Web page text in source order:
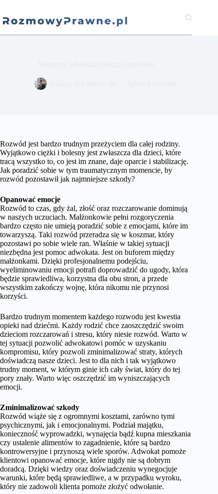
treści
Rozwód jest bardzo trudnym przeżyciem dla całej rodziny.
Wyjątkowo ciężki i bolesny jest zwłaszcza dla dzieci, które
tracą wszystko to, co jest im znane, daje oparcie i stabilizację.
Jak poradzić sobie w tym traumatycznym momencie, by
rozwód pozostawił jak najmniejsze szkody?
Opanować emocje
Rozwód to czas, gdy żal, złość oraz rozczarowanie dominują
w naszych uczuciach. Małżonkowie pełni rozgoryczenia
bardzo często nie umieją poradzić sobie z emocjami, które im
towarzyszą. Taki rozwód przeradza się w koszmar, który
pozostawi po sobie wiele ran. Właśnie w takiej sytuacji
niezbędna jest pomoc adwokata. Jest on buforem między
małżonkami. Dzięki profesjonalnemu podejściu,
wyeliminowaniu emocji potrafi doprowadzić do ugody, która
będzie sprawiedliwa, korzystna dla obu stron, a przede
wszystkim zakończy wojnę, która nikomu nie przynosi
korzyści.
Bardzo trudnym momentem każdego rozwodu jest kwestia
opieki nad dziećmi. Każdy rodzić chce zaoszczędzić swoim
dzieciom rozczarowań i stresu, który niesie rozwód. Warto w
tej sytuacji pozwolić adwokatowi pomóc w uzyskaniu
kompromisu, który pozwoli zminimalizować straty, których
doświadczą nasze dzieci. Jest to dla nich i tak wyjątkowo
trudny moment, w którym ginie ich cały świat, który do tej
pory znały. Warto więc oszczędzić im wyniszczających
emocji.
Zminimalizować szkody
Rozwód wiąże się z ogromnymi kosztami, zarówno tymi
psychicznymi, jak i emocjonalnymi. Podział majątku,
konieczność wyprowadzki, wynajęcia bądź kupna mieszkania
czy ustalenie alimentów to zagadnienie, które są bardzo
kontrowersyjne i przynoszą wiele sporów. Adwokat pomoże
klientowi opanować emocje, które nigdy nie są dobrym
doradcą. Dzięki wiedzy oraz doświadczeniu wynegocjuje
warunki, które będą sprawiedliwe, a w przypadku wyroku,
który nie zadowoli klienta pomoże złożyć odwołanie.